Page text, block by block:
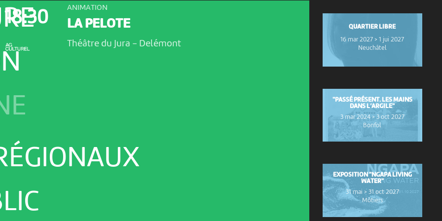
18:30 ANIMATION
LA PELOTE
Théâtre du Jura - Delémont
QUARTIER LIBRE
16 mar 2027 > 1 jui 2027
Neuchâtel
"PASSÉ PRÉSENT. LES MAINS
DANS L’ARGILE"
3 mar 2024 > 3 oct 2027
Bonfol
EXPOSITION "NGAPA LIVING
WATER"
31 mai > 31 oct 2027
Môtiers